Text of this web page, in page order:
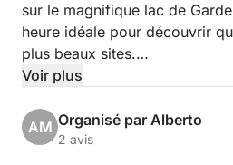
sur le magnifique lac de
heure idéale pour découvrir
plus beaux sites.
Garda, vous naviguerez le
ambiance paisible et
Voir plus
AM Organisé par Alberto
2 avis